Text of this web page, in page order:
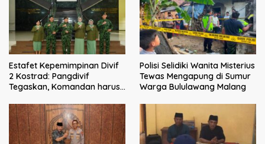
Estafet Kepemimpinan Divif
2 Kostrad: Pangdivif
Tegaskan, Komandan harus
dan solusi bagi prajurit
Polisi Selidiki Wanita Misterius
Tewas Mengapung di Sumur
Warga Bululawang Malang